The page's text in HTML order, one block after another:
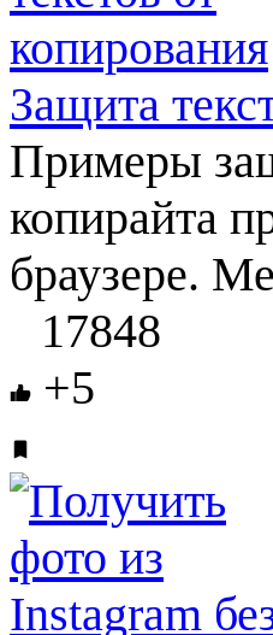
Защита
Примеры
копирайта
браузере.
17848
+5